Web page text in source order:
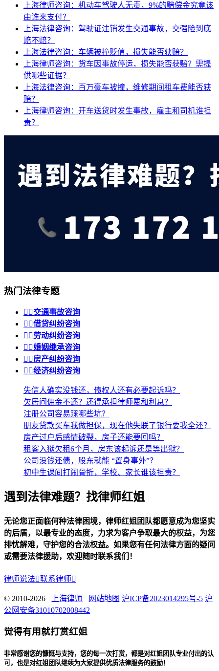
上海律师咨询：机动车驾驶人无责，9%的赔偿金究竟该
由谁来支付？
上海法律咨询：驾驶证注销发生交通事故，交强险到底
赔不赔？
上海法律咨询：车辆被撞贬值，损失能否获赔？
上海律师咨询：货车因事故停运，损失能否获赔？需提
供哪些证据？
上海法律咨询：百万豪车被撞，维修期间租车费能否获
赔？
上海律师咨询：开车送货时发生事故，雇主和司机谁担
责？
热门法律专题
 交通事故咨询
 借贷纠纷咨询
 劳动纠纷咨询
 婚姻继承咨询
 房产纠纷咨询
 经济纠纷咨询
失信人确实没钱还，债权人还有必要起诉吗？
欠居间佣金不还？还得承担律师费和利息？
注册公司容易踩哪些坑？
朋友贷款买车我做担保，现在他失联了银行要我全还？
房产过户后感情破裂，房子还能要回吗？
租客入狱欠租6个月，房东该起诉还是等出狱？
公司没钱还债，股东就能 “置身事外”？
初中生课间打闹骨折，学校、家长谁该担责？
遇到法律难题？找律师红姐
无论您正面临何种法律困境，律师红姐团队都愿意成为您坚实
的后盾，以最专业的态度，力求为客户争取最大的权益，为您
排忧解难，守护您的合法权益。如果您有任何法律方面的疑问
或需要法律援助，欢迎随时联系我们！
律师说法联系律师
© 2010-2026 上海律师 网站地图 沪ICP备2023014295号-5 沪
公网安备31010702008442
觉得有用就打赏红姐
非常感谢您的慷慨与支持，您的每一次打赏，都是对红姐团队专业付出的认
可，也是对红姐团队继续为大家提供优质法律服务的鼓励！